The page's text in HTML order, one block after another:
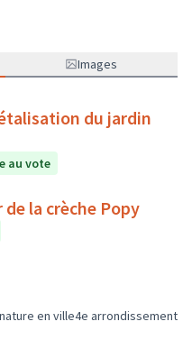
Images
du jardin
au vote
la crèche Popy
la catégorie : Environnement
en villeFiltrer les résultats
4e arrondissement